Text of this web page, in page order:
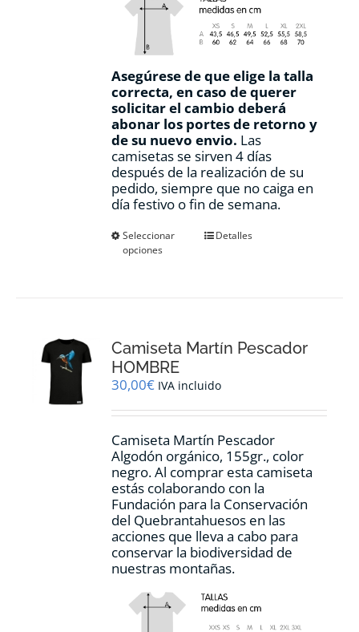
Asegúrese de que elige la talla
correcta, en caso de querer
solicitar el cambio deberá
abonar los portes de retorno y
de su nuevo envio. Las
camisetas se sirven 4 días
después de la realización de su
pedido, siempre que no caiga en
día festivo o fin de semana.
Seleccionar
opciones
Este
se
elegir
la
de
producto
Detalles
Camiseta Martín Pescador
HOMBRE
30,00€ IVA incluido
Camiseta Martín Pescador
Algodón orgánico, 155gr., color
negro. Al comprar esta camiseta
estás colaborando con la
Fundación para la Conservación
del Quebrantahuesos en las
acciones que lleva a cabo para
conservar la biodiversidad de
nuestras montañas.